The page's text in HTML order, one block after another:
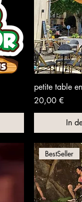
petite table
Preis
20,00 €
In
BestSeller